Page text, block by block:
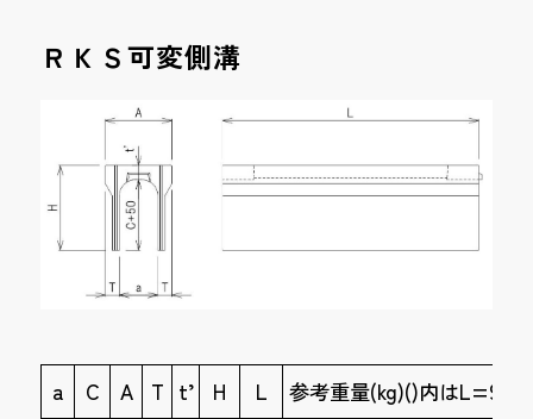
ＲＫＳ可変側溝
a C A T t’ H L 参考重量(kg)()内はL=995